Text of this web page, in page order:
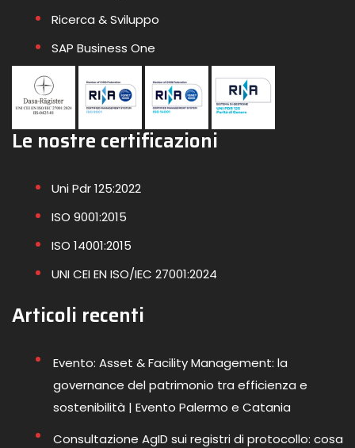
Ricerca & Sviluppo
SAP Business One
Le nostre certificazioni
Uni Pdr 125:2022
ISO 9001:2015
ISO 14001:2015
UNI CEI EN ISO/IEC 27001:2024
Articoli recenti
Evento: Asset & Facility Management: la
governance del patrimonio tra efficienza e
sostenibilità | Evento Palermo e Catania
Consultazione AgID sui registri di protocollo: cosa